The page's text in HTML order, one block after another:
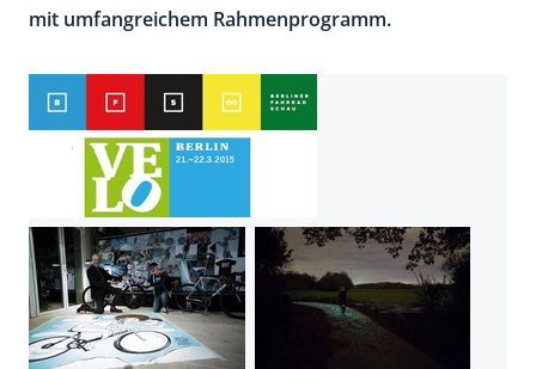
mit umfangreichem Rahmenprogramm.